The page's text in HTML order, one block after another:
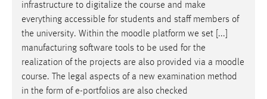
infrastructure to digitalize the course and make
everything accessible for students and staff members of
the university. Within the moodle platform we set [...]
manufacturing software tools to be used for the
realization of the projects are also provided via a moodle
course. The legal aspects of a new examination method
in the form of e-portfolios are also checked